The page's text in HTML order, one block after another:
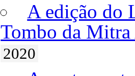
A edição do
Tombo da
2020